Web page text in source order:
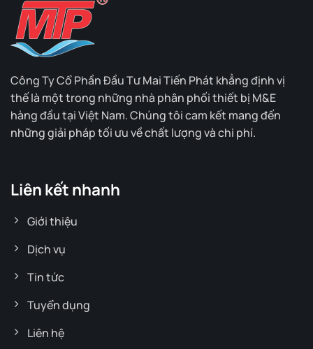
Công Ty Cổ Phần Đầu Tư Mai Tiến Phát khẳng định vị
thế là một trong những nhà phân phối thiết bị M&E
hàng đầu tại Việt Nam. Chúng tôi cam kết mang đến
những giải pháp tối ưu về chất lượng và chi phí.
Liên kết nhanh
Giới thiệu
Dịch vụ
Tin tức
Tuyển dụng
Liên hệ